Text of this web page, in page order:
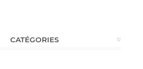
CATÉGORIES